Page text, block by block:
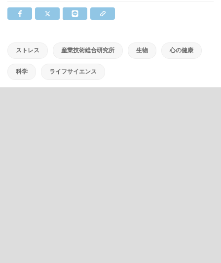
ストレス 産業技術総合研究所 生物 心の健康
科学 ライフサイエンス